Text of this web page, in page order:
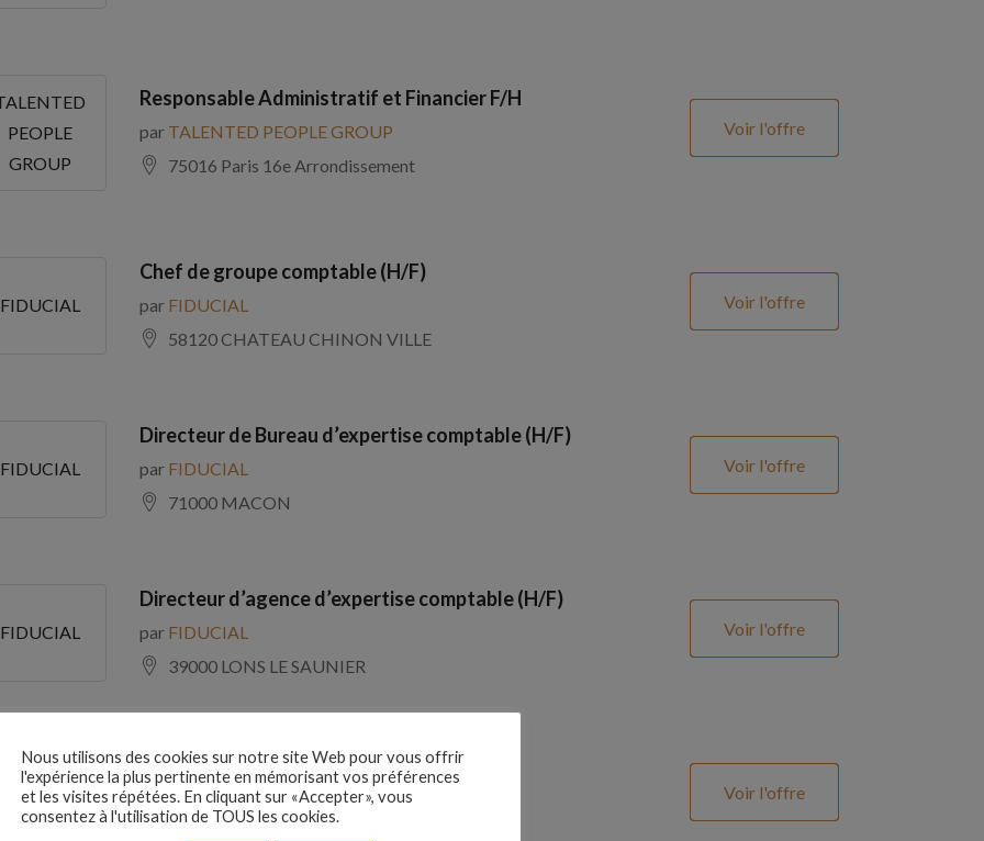
PEOPLE
GROUP
Responsable Administratif et Financier F/H
par TALENTED PEOPLE GROUP
75016 Paris 16e Arrondissement
Voir l'offre
FIDUCIAL
Chef de groupe comptable (H/F)
par FIDUCIAL
58120 CHATEAU CHINON VILLE
Voir l'offre
FIDUCIAL
Directeur de Bureau d’expertise comptable (H/F)
par FIDUCIAL
71000 MACON
Voir l'offre
FIDUCIAL
Directeur d’agence d’expertise comptable (H/F)
par FIDUCIAL
39000 LONS LE SAUNIER
Voir l'offre
ADECCO
Comptable Fournisseurs H/F
parADECCO
69100 Villeurbanne
Voir l'offre
Nous utilisons des cookies sur notre site Web pour vous offrir
l'expérience la plus pertinente en mémorisant vos préférences
et les visites répétées. En cliquant sur «Accepter», vous
consentez à l'utilisation de TOUS les cookies.